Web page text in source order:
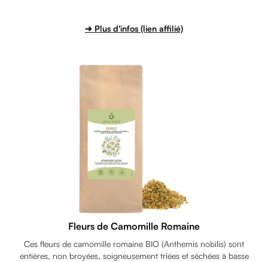
➔ Plus d'infos (lien affilié)
Fleurs de Camomille Romaine
Ces fleurs de camomille romaine BIO (Anthemis nobilis) sont
entières, non broyées, soigneusement triées et séchées à basse